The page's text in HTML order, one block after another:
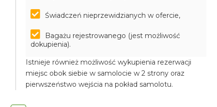
Świadczeń nieprzewidzianych w ofercie,
Bagażu rejestrowanego (jest możliwość
dokupienia).
Istnieje również możliwość wykupienia rezerwacji
miejsc obok siebie w samolocie w 2 strony oraz
pierwszeństwo wejścia na pokład samolotu.